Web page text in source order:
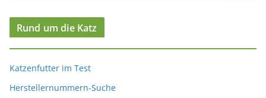
Rund um die Katz
Katzenfutter im Test
Herstellernummern-Suche